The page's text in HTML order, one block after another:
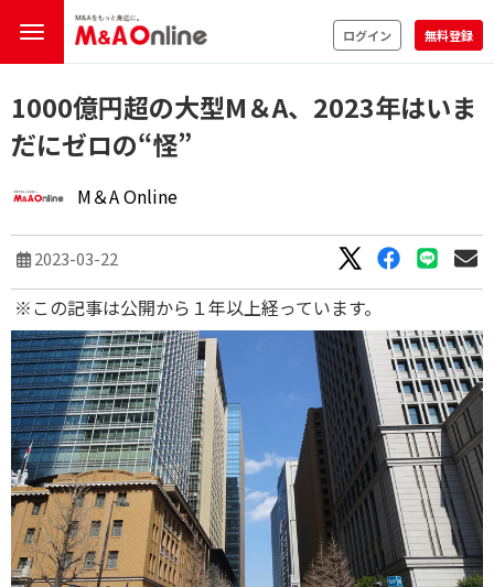
ログイン 無料登録
1000億円超の大型M＆A、2023年はいま
だにゼロの“怪”
M＆A Online
2023-03-22
※この記事は公開から１年以上経っています。